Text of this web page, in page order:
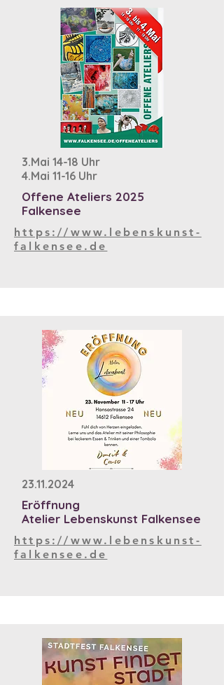
3.Mai 14-18 Uhr
4.Mai 11-16 Uhr
Offene Ateliers 2025
Falkensee
https://www.lebenskunst-
falkensee.de
23.11.2024
Eröffnung
Atelier Lebenskunst Falkensee
https://www.lebenskunst-
falkensee.de